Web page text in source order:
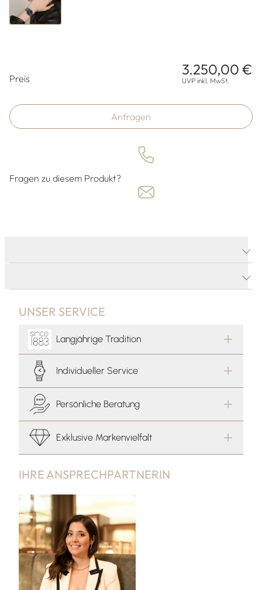
Preis
3.250,00 €
UVP inkl. MwSt.
Anfragen
Fragen zu diesem Produkt?
IHRE ANSPRECHPARTNERIN
UNSER SERVICE
Langjährige Tradition
Individueller Service
Persönliche Beratung
Exklusive Markenvielfalt